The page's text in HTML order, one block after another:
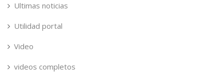
Ultimas noticias
Utilidad portal
Video
videos completos